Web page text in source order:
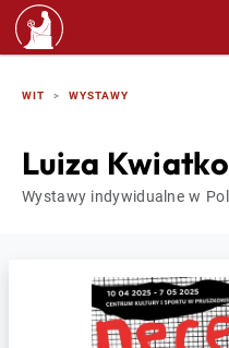
WIT WYSTAWY
Luiza
Wystawy indywidualne w